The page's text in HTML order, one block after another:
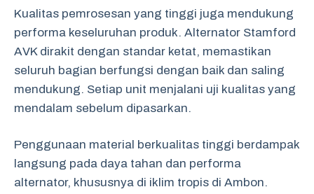
Kualitas pemrosesan yang tinggi juga mendukung
performa keseluruhan produk. Alternator Stamford
AVK dirakit dengan standar ketat, memastikan
seluruh bagian berfungsi dengan baik dan saling
mendukung. Setiap unit menjalani uji kualitas yang
mendalam sebelum dipasarkan.
Penggunaan material berkualitas tinggi berdampak
langsung pada daya tahan dan performa
alternator, khususnya di iklim tropis di Ambon.